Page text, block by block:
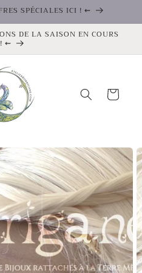
SPÉCIALES ICI ! ⇜
DE LA SAISON EN COURS
⇜
Panier